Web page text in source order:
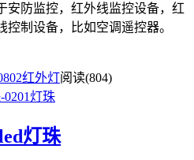
安防监控，红外线监控设备，红
控制设备，比如空调遥控器。
红外灯阅读(804)
灯珠